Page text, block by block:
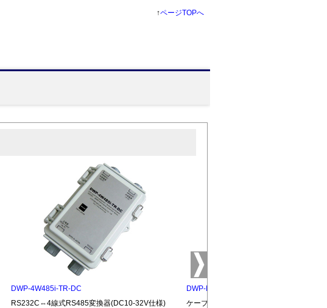
↑ページTOPへ
DWP-4W485i-TR-DC
RS232C⇔4線式RS485変換器(DC10-32V仕様)
DWP-EXTBOX-10P
ケーブル中継・分岐器